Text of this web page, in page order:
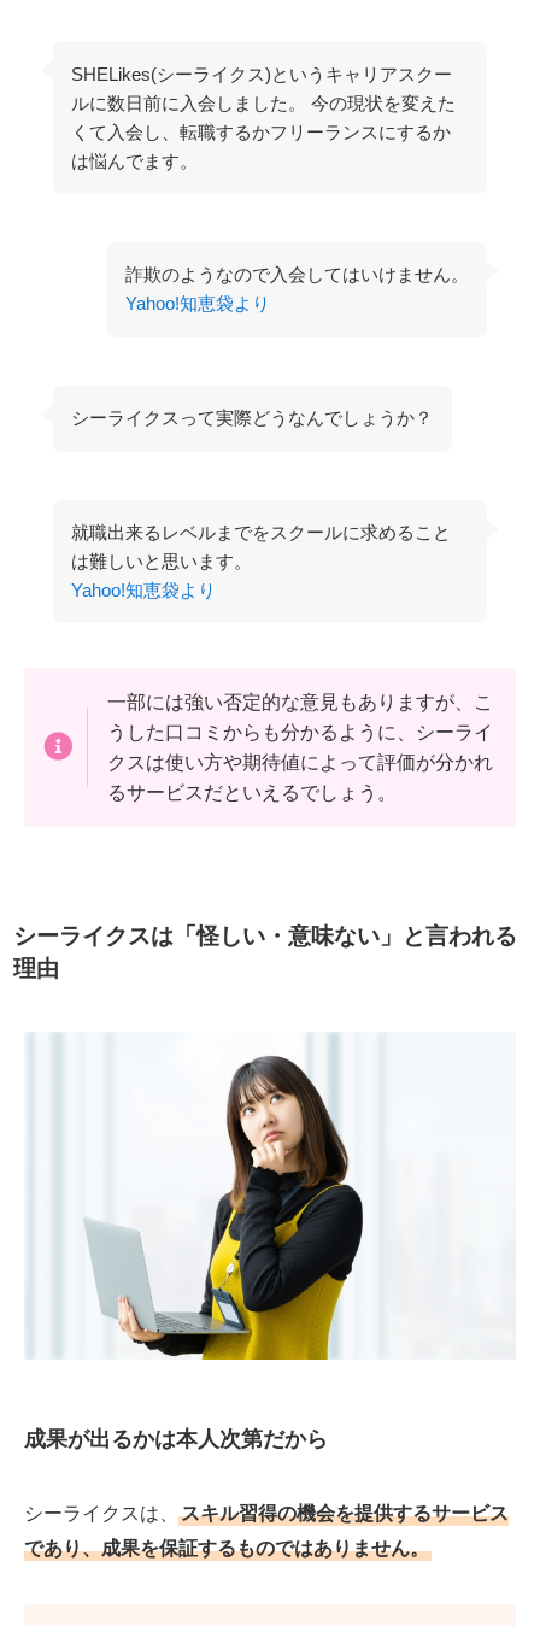
SHELikes(シーライクス)というキャリアスクー
ルに数日前に入会しました。 今の現状を変えた
くて入会し、転職するかフリーランスにするか
は悩んでます。
詐欺のようなので入会してはいけません。
Yahoo!知恵袋より
シーライクスって実際どうなんでしょうか？
就職出来るレベルまでをスクールに求めること
は難しいと思います。
Yahoo!知恵袋より
一部には強い否定的な意見もありますが、こ
うした口コミからも分かるように、シーライ
クスは使い方や期待値によって評価が分かれ
るサービスだといえるでしょう。
シーライクスは「怪しい・意味ない」と言われる
理由
成果が出るかは本人次第だから
シーライクスは、
スキル習得の機会を提供するサービス
であり、成果を保証するものではありません。